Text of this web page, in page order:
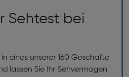
Sehtest bei
eines unserer 160 Geschäfte
lassen Sie Ihr Sehvermögen